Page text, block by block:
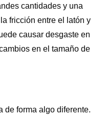
cantidades y una
fricción entre el latón y
causar desgaste en
en el tamaño de
de forma algo diferente.